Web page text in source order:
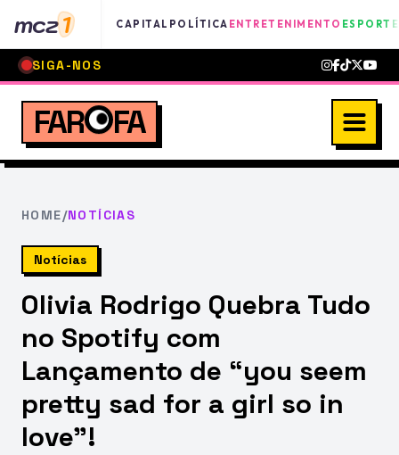
mcz1 CAPITAL POLÍTICA ENTRETENIMENTO
SIGA-NOS
FAR FA
HOME/NOTÍCIAS
Notícias
Olivia Rodrigo Quebra Tudo
no Spotify com
Lançamento de “you seem
pretty sad for a girl so in
love”!